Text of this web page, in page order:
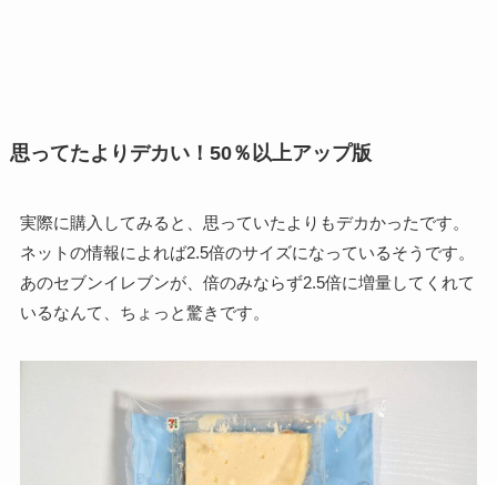
思ってたよりデカい！50％以上アップ版
実際に購入してみると、思っていたよりもデカかったです。
ネットの情報によれば2.5倍のサイズになっているそうです。
あのセブンイレブンが、倍のみならず2.5倍に増量してくれて
いるなんて、ちょっと驚きです。